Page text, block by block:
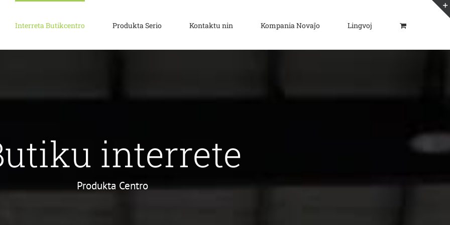
Interreta Butikcentro Produkta Serio Kontaktu nin Kompania Novaĵo Lingvoj
interrete
Produkta Centro